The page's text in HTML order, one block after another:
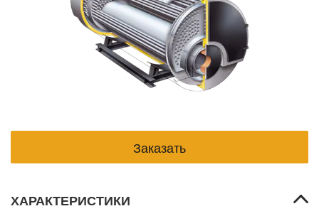
ХАРАКТЕРИСТИКИ